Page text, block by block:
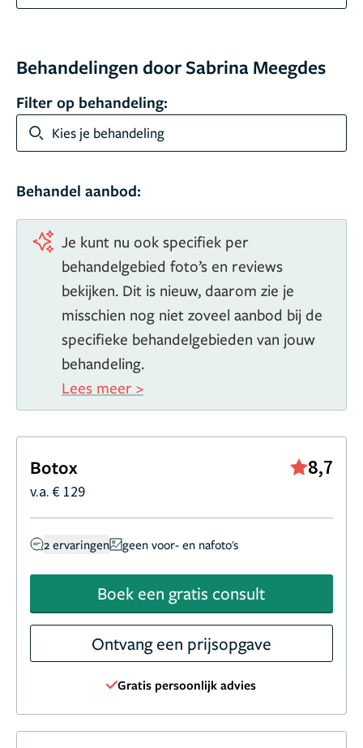
Behandelingen door Sabrina Meegdes
Filter op behandeling:
Kies je behandeling
Behandel aanbod:
Je kunt nu ook specifiek per
behandelgebied foto’s en reviews
bekijken. Dit is nieuw, daarom zie je
misschien nog niet zoveel aanbod bij de
specifieke behandelgebieden van jouw
behandeling.
Lees meer >
Botox 8,7
v.a. € 129
2 ervaringen geen voor- en nafoto's
Boek een gratis consult
Ontvang een prijsopgave
Gratis persoonlijk advies